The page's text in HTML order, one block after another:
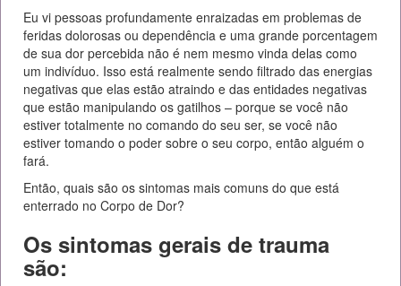
Eu vi pessoas profundamente enraizadas em problemas de
feridas dolorosas ou dependência e uma grande porcentagem
de sua dor percebida não é nem mesmo vinda delas como
um indivíduo. Isso está realmente sendo filtrado das energias
negativas que elas estão atraindo e das entidades negativas
que estão manipulando os gatilhos – porque se você não
estiver totalmente no comando do seu ser, se você não
estiver tomando o poder sobre o seu corpo, então alguém o
fará.
Então, quais são os sintomas mais comuns do que está
enterrado no Corpo de Dor?
Os sintomas gerais de trauma
são: